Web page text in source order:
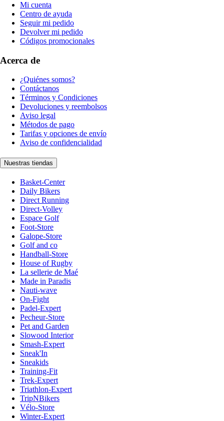
Mi cuenta
Centro de ayuda
Seguir mi pedido
Devolver mi pedido
Códigos promocionales
Acerca de
¿Quiénes somos?
Contáctanos
Términos y Condiciones
Devoluciones y reembolsos
Aviso legal
Métodos de pago
Tarifas y opciones de envío
Aviso de confidencialidad
Nuestras tiendas
Basket-Center
Daily Bikers
Direct Running
Direct-Volley
Espace Golf
Foot-Store
Galope-Store
Golf and co
Handball-Store
House of Rugby
La sellerie de Maé
Made in Paradis
Nauti-wave
On-Fight
Padel-Expert
Pecheur-Store
Pet and Garden
Slowood Interior
Smash-Expert
Sneak'In
Sneakids
Training-Fit
Trek-Expert
Triathlon-Expert
TripNBikers
Vélo-Store
Winter-Expert